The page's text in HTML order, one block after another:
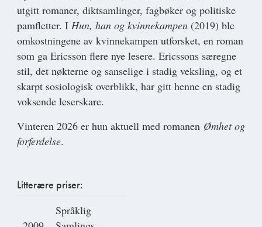
utgitt romaner, diktsamlinger, fagbøker og politiske
pamfletter. I Hun, han og kvinnekampen (2019) ble
omkostningene av kvinnekampen utforsket, en roman
som ga Ericsson flere nye lesere. Ericssons særegne
stil, det nøkterne og sanselige i stadig veksling, og et
skarpt sosiologisk overblikk, har gitt henne en stadig
voksende leserskare.
Vinteren 2026 er hun aktuell med romanen Ømhet og
forferdelse.
Litterære priser:
Språklig